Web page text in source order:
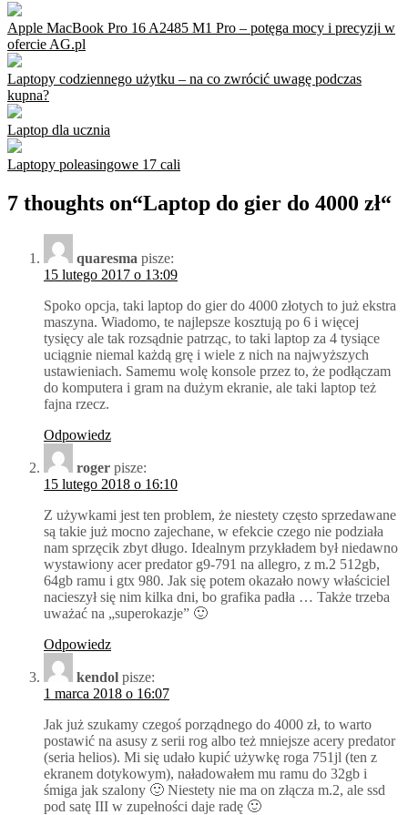
Apple MacBook Pro 16 A2485 M1 Pro – potęga mocy i precyzji w
ofercie AG.pl
Laptopy codziennego użytku – na co zwrócić uwagę podczas
kupna?
Laptop dla ucznia
Laptopy poleasingowe 17 cali
7 thoughts on“Laptop do gier do 4000 zł“
quaresma pisze:
15 lutego 2017 o 13:09
Spoko opcja, taki laptop do gier do 4000 złotych to już ekstra
maszyna. Wiadomo, te najlepsze kosztują po 6 i więcej
tysięcy ale tak rozsądnie patrząc, to taki laptop za 4 tysiące
uciągnie niemal każdą grę i wiele z nich na najwyższych
ustawieniach. Samemu wolę konsole przez to, że podłączam
do komputera i gram na dużym ekranie, ale taki laptop też
fajna rzecz.
Odpowiedz
roger pisze:
15 lutego 2018 o 16:10
Z używkami jest ten problem, że niestety często sprzedawane
są takie już mocno zajechane, w efekcie czego nie podziała
nam sprzęcik zbyt długo. Idealnym przykładem był niedawno
wystawiony acer predator g9-791 na allegro, z m.2 512gb,
64gb ramu i gtx 980. Jak się potem okazało nowy właściciel
nacieszył się nim kilka dni, bo grafika padła … Także trzeba
uważać na „superokazje” 🙂
Odpowiedz
kendol pisze:
1 marca 2018 o 16:07
Jak już szukamy czegoś porządnego do 4000 zł, to warto
postawić na asusy z serii rog albo też mniejsze acery predator
(seria helios). Mi się udało kupić używkę roga 751jl (ten z
ekranem dotykowym), naładowałem mu ramu do 32gb i
śmiga jak szalony 🙂 Niestety nie ma on złącza m.2, ale ssd
pod satę III w zupełności daje radę 🙂